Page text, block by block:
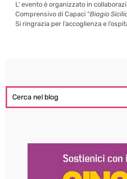
L’ evento è organizzato in
Comprensivo di Capaci “Biagio
Si ringrazia per l’accoglienza e